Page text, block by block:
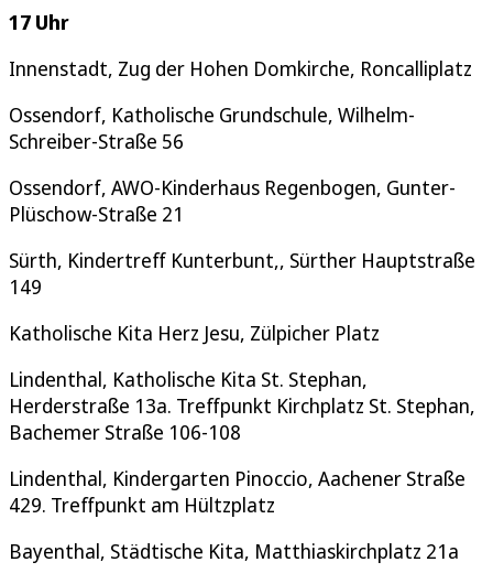
17 Uhr
Innenstadt, Zug der Hohen Domkirche, Roncalliplatz
Ossendorf, Katholische Grundschule, Wilhelm-
Schreiber-Straße 56
Ossendorf, AWO-Kinderhaus Regenbogen, Gunter-
Plüschow-Straße 21
Sürth, Kindertreff Kunterbunt,, Sürther Hauptstraße
149
Katholische Kita Herz Jesu, Zülpicher Platz
Lindenthal, Katholische Kita St. Stephan,
Herderstraße 13a. Treffpunkt Kirchplatz St. Stephan,
Bachemer Straße 106-108
Lindenthal, Kindergarten Pinoccio, Aachener Straße
429. Treffpunkt am Hültzplatz
Bayenthal, Städtische Kita, Matthiaskirchplatz 21a